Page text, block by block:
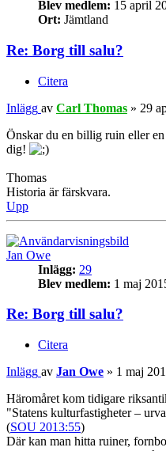
Blev medlem: 15 april
Ort: Jämtland
Re: Borg till salu?
Citera
Inlägg av Carl Thomas » 29
Önskar du en billig ruin eller
dig!
Thomas
Historia är färskvara.
Upp
Jan Owe
Inlägg: 29
Blev medlem: 1 maj
Re: Borg till salu?
Citera
Inlägg av Jan Owe » 1 maj
Häromåret kom tidigare
"Statens kulturfastigheter –
(SOU 2013:55)
Där kan man hitta ruiner,